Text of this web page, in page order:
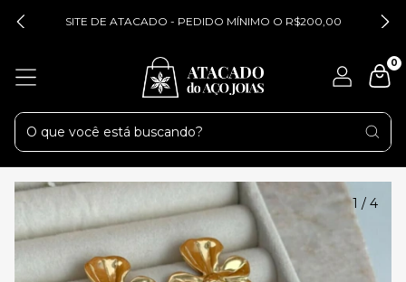
SITE DE ATACADO - PEDIDO MÍNIMO O R$200,00
0
1 / 4